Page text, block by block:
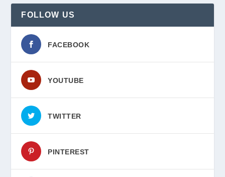
FOLLOW US
FACEBOOK
YOUTUBE
TWITTER
PINTEREST